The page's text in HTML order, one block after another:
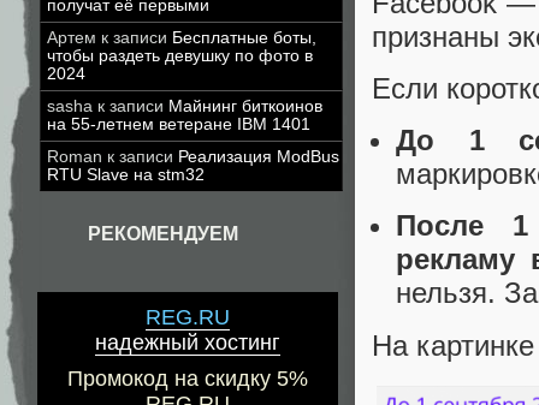
получат её первыми
Артем к записи Бесплатные боты,
чтобы раздеть девушку по фото в
2024
sasha к записи Майнинг биткоинов
на 55-летнем ветеране IBM 1401
Roman к записи Реализация ModBus
RTU Slave на stm32
РЕКОМЕНДУЕМ
REG.RU
надежный хостинг
Промокод на скидку 5%
признаны
Если
До 1
После 1
рекламу
нельзя.
На